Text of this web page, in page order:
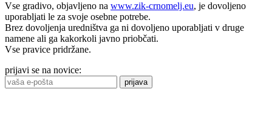
Vse gradivo, objavljeno na www.zik-crnomelj.eu, je dovoljeno
uporabljati le za svoje osebne potrebe.
Brez dovoljenja uredništva ga ni dovoljeno uporabljati v druge
namene ali ga kakorkoli javno priobčati.
Vse pravice pridržane.
prijavi se na novice:
prijava